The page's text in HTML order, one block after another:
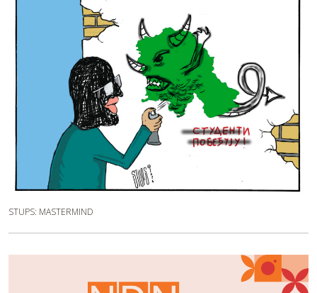
STUPS: MASTERMIND